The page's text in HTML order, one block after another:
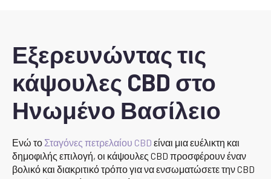
Εξερευνώντας τις
κάψουλες CBD στο
Ηνωμένο Βασίλειο
Ενώ το Σταγόνες πετρελαίου CBD είναι μια ευέλικτη και
δημοφιλής επιλογή, οι κάψουλες CBD προσφέρουν έναν
βολικό και διακριτικό τρόπο για να ενσωματώσετε την CBD